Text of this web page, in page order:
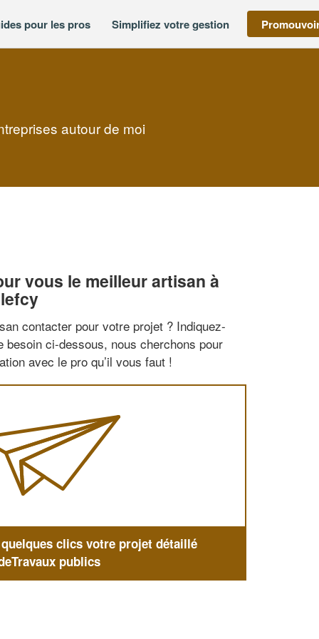
pour les pros Simplifiez votre gestion
autour de moi
vous le meilleur artisan à
contacter pour votre projet ? Indiquez-
besoin ci-dessous, nous cherchons pour
avec le pro qu’il vous faut !
clics votre projet détaillé
publics